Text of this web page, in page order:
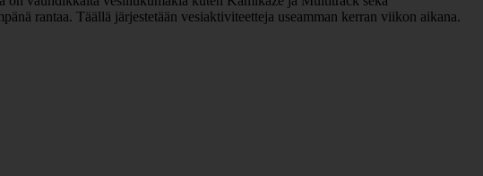
rantaa. Täällä järjestetään vesiaktiviteetteja useamman kerran viikon aikana.